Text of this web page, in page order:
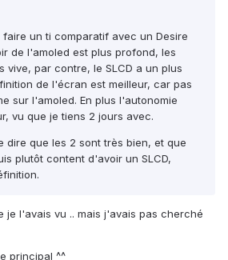
un ti comparatif avec un Desire
de l'amoled est plus profond, les
vive, par contre, le SLCD a un plus
de l'écran est meilleur, car pas
sur l'amoled. En plus l'autonomie
vu que je tiens 2 jours avec.
dire que les 2 sont très bien, et que
plutôt content d'avoir un SLCD,
je l'avais vu .. mais j'avais pas cherché
principal ^^